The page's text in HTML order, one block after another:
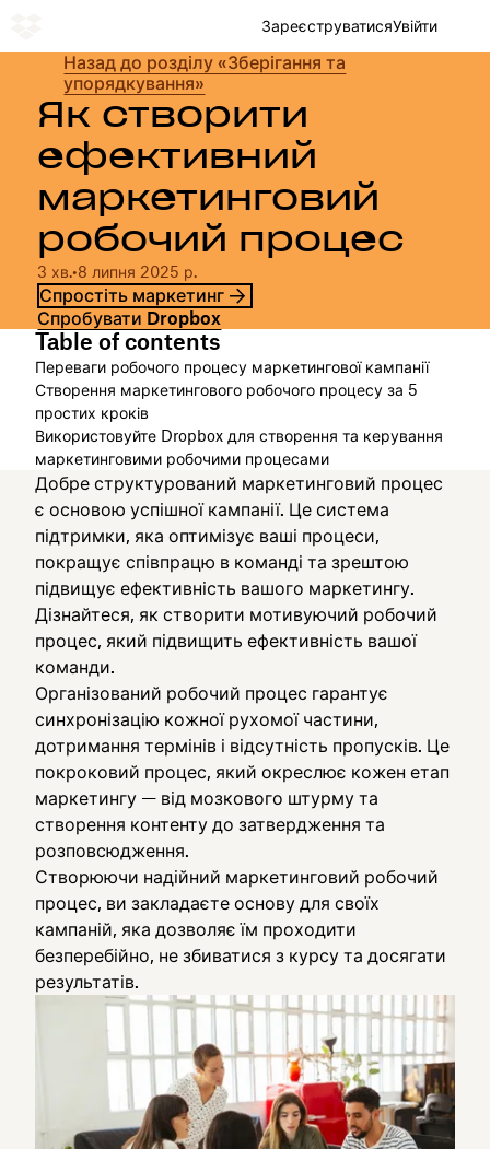
ЗареєструватисяУвійти
Назад до розділу «Зберігання та
упорядкування»
Як створити
ефективний
маркетинговий
робочий процес
3 хв.•8 липня 2025 р.
Спростіть маркетинг
Спробувати Dropbox
Table of contents
Переваги робочого процесу маркетингової кампанії
Створення маркетингового робочого процесу за 5
простих кроків
Використовуйте Dropbox для створення та керування
маркетинговими робочими процесами
Добре структурований маркетинговий процес
є основою успішної кампанії. Це система
підтримки, яка оптимізує ваші процеси,
покращує співпрацю в команді та зрештою
підвищує ефективність вашого маркетингу.
Дізнайтеся, як створити мотивуючий робочий
процес, який підвищить ефективність вашої
команди.
Організований робочий процес гарантує
синхронізацію кожної рухомої частини,
дотримання термінів і відсутність пропусків. Це
покроковий процес, який окреслює кожен етап
маркетингу — від мозкового штурму та
створення контенту до затвердження та
розповсюдження.
Створюючи надійний маркетинговий робочий
процес, ви закладаєте основу для своїх
кампаній, яка дозволяє їм проходити
безперебійно, не збиватися з курсу та досягати
результатів.